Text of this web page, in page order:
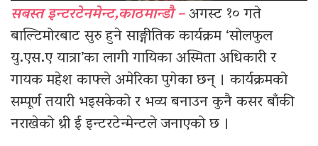
सबस्त इन्टरटेनमेन्ट,काठमान्डौ –अगस्ट १० गते
बाल्टिमोरबाट सुरु हुने साङ्गीतिक कार्यक्रम ‘सोलफुल
यु.एस.ए यात्रा’का लागी गायिका अस्मिता अधिकारी र
गायक महेश काफ्ले अमेरिका पुगेका छन् । कार्यक्रमको
सम्पूर्ण तयारी भइसकेको र भव्य बनाउन कुनै कसर बाँकी
नराखेको थ्री ई इन्टरटेन्मेन्टले जनाएको छ ।